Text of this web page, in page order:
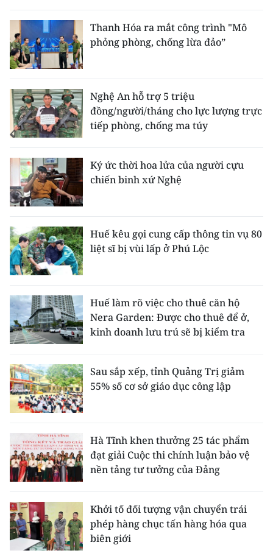
Thanh Hóa ra mắt công trình "Mô
phỏng phòng, chống lừa đảo”
Nghệ An hỗ trợ 5 triệu
đồng/người/tháng cho lực lượng trực
tiếp phòng, chống ma túy
Ký ức thời hoa lửa của người cựu
chiến binh xứ Nghệ
Huế kêu gọi cung cấp thông tin vụ 80
liệt sĩ bị vùi lấp ở Phú Lộc
Huế làm rõ việc cho thuê căn hộ
Nera Garden: Được cho thuê để ở,
kinh doanh lưu trú sẽ bị kiểm tra
Sau sắp xếp, tỉnh Quảng Trị giảm
55% số cơ sở giáo dục công lập
Hà Tĩnh khen thưởng 25 tác phẩm
đạt giải Cuộc thi chính luận bảo vệ
nền tảng tư tưởng của Đảng
Khởi tố đối tượng vận chuyển trái
phép hàng chục tấn hàng hóa qua
biên giới